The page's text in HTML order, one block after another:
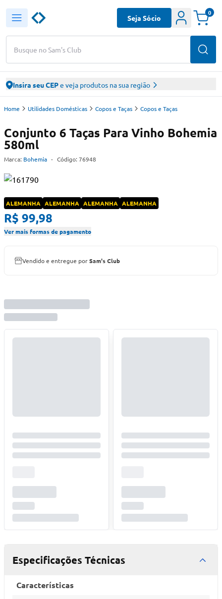
Busque no Sam's Club
Seja Sócio
0
Insira seu CEPe veja produtos na sua região
Home Utilidades Domésticas Copos e Taças Copos e Taças
Conjunto 6 Taças Para Vinho Bohemia
580ml
Marca: Bohemia - Código: 76948
ALEMANHA ALEMANHA ALEMANHA ALEMANHA
R$ 99,98
Ver mais formas de pagamento
Vendido e entregue porSam's Club
Especificações Técnicas
Características